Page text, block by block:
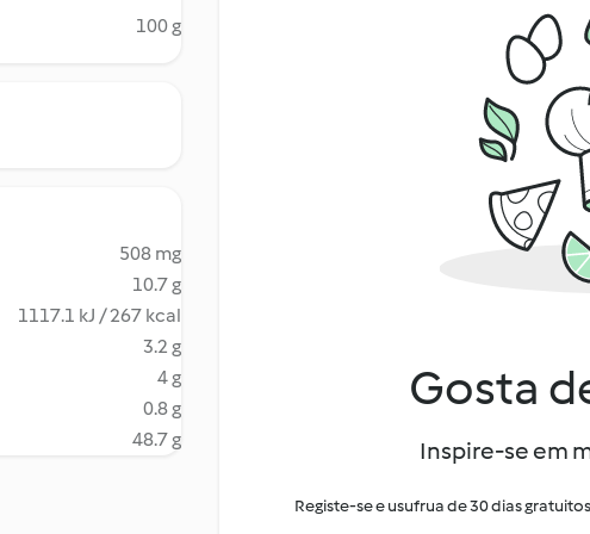
100 g
508 mg
10.7 g
1117.1 kJ / 267 kcal
3.2 g
4 g
0.8 g
48.7 g
Gosta
Inspire-se em
Registe-se e usufrua de 30 dias